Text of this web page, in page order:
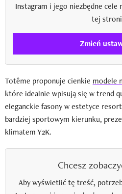
Instagram i jego niezbędne cele
tej
Zmień
Totême proponuje cienkie modele
które idealnie wpisują się w trend
eleganckie fasony w estetyce
bardziej sportowym kierunku,
klimatem Y2K.
Chcesz
Aby wyświetlić tę treść,